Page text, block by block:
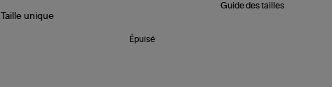
Guide des tailles
Taille unique
Épuisé